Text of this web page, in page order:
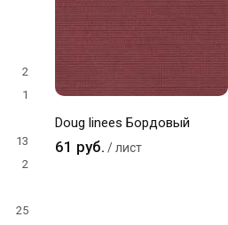
2
1
13
2
25
Doug linees Бордовый
61 руб. / лист